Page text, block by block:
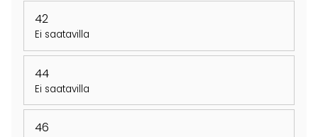
42
Ei saatavilla
44
Ei saatavilla
46